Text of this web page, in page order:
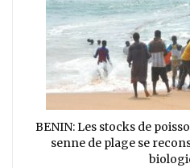
BENIN: Les stocks de
senne de plage se